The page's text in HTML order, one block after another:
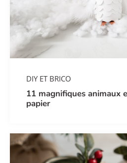
DIY ET BRICO
11 magnifiques animaux
papier